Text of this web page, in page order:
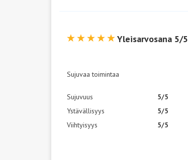
Yleisarvosana 5/5
Sujuvaa toimintaa
Sujuvuus
Ystävällisyys
Viihtyisyys
5/5
5/5
5/5